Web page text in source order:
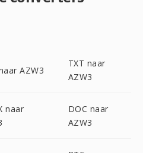
AZW3
TXT naar
AZW3
naar
DOC naar
AZW3